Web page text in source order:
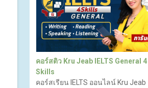
คอร์สติว Kru Jeab IELTS General 4
Skills
คอร์สเรียน IELTS ออนไลน์ Kru Jeab